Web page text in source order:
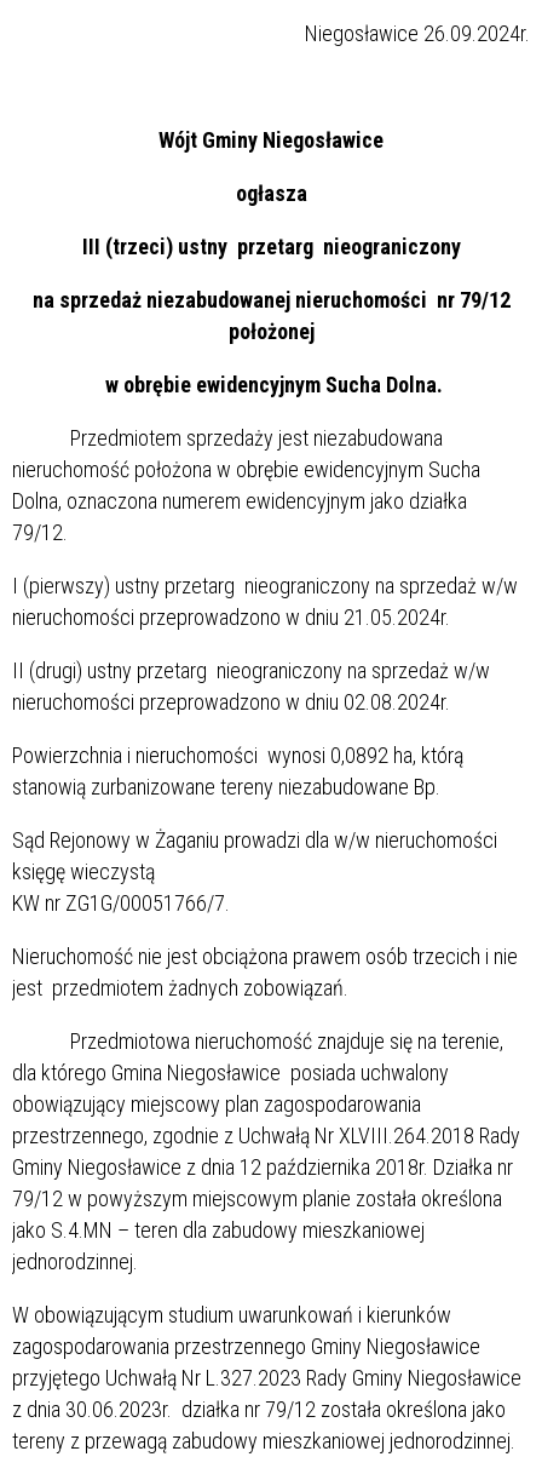
Niegosławice 26.09.2024r.
Wójt Gminy Niegosławice
ogłasza
III (trzeci) ustny przetarg nieograniczony
na sprzedaż niezabudowanej nieruchomości nr 79/12
położonej
w obrębie ewidencyjnym Sucha Dolna.
Przedmiotem sprzedaży jest niezabudowana
nieruchomość położona w obrębie ewidencyjnym Sucha
Dolna, oznaczona numerem ewidencyjnym jako działka
79/12.
I (pierwszy) ustny przetarg nieograniczony na sprzedaż w/w
nieruchomości przeprowadzono w dniu 21.05.2024r.
II (drugi) ustny przetarg nieograniczony na sprzedaż w/w
nieruchomości przeprowadzono w dniu 02.08.2024r.
Powierzchnia i nieruchomości wynosi 0,0892 ha, którą
stanowią zurbanizowane tereny niezabudowane Bp.
Sąd Rejonowy w Żaganiu prowadzi dla w/w nieruchomości
księgę wieczystą
KW nr ZG1G/00051766/7.
Nieruchomość nie jest obciążona prawem osób trzecich i nie
jest przedmiotem żadnych zobowiązań.
Przedmiotowa nieruchomość znajduje się na terenie,
dla którego Gmina Niegosławice posiada uchwalony
obowiązujący miejscowy plan zagospodarowania
przestrzennego, zgodnie z Uchwałą Nr XLVIII.264.2018 Rady
Gminy Niegosławice z dnia 12 października 2018r. Działka nr
79/12 w powyższym miejscowym planie została określona
jako S.4.MN – teren dla zabudowy mieszkaniowej
jednorodzinnej.
W obowiązującym studium uwarunkowań i kierunków
zagospodarowania przestrzennego Gminy Niegosławice
przyjętego Uchwałą Nr L.327.2023 Rady Gminy Niegosławice
z dnia 30.06.2023r. działka nr 79/12 została określona jako
tereny z przewagą zabudowy mieszkaniowej jednorodzinnej.